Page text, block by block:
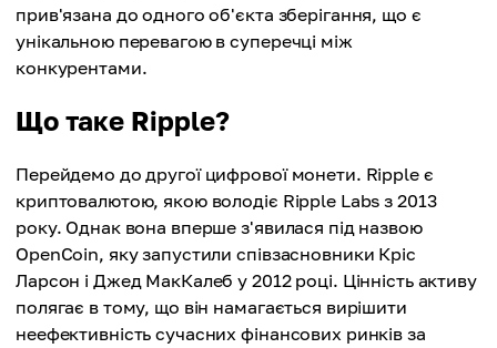
прив'язана до одного об'єкта зберігання, що є
унікальною перевагою в суперечці між
конкурентами.
Що таке Ripple?
Перейдемо до другої цифрової монети. Ripple є
криптовалютою, якою володіє Ripple Labs з 2013
року. Однак вона вперше з'явилася під назвою
OpenCoin, яку запустили співзасновники Кріс
Ларсон і Джед МакКалеб у 2012 році. Цінність активу
полягає в тому, що він намагається вирішити
неефективність сучасних фінансових ринків за